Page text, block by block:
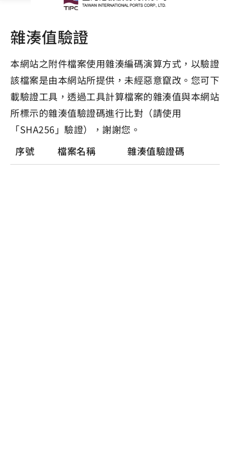
雜湊值驗證
本網站之附件檔案使用雜湊編碼演算方式，以驗證
該檔案是由本網站所提供，未經惡意竄改。您可下
載驗證工具，透過工具計算檔案的雜湊值與本網站
所標示的雜湊值驗證碼進行比對（請使用
「SHA256」驗證），謝謝您。
序號
檔案名稱 雜湊值驗證碼